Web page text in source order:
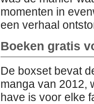
momenten in
een verhaal
Boeken gratis
De boxset bevat
manga van 2012,
have is voor elke